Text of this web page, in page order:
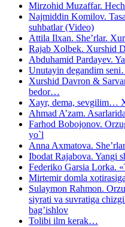
Mirzohid Muzaffar.
Najmiddin Komilov.
suhbatlar (Video)
Attila Ilxan. She’rlar.
Rajab Xolbek. Xurshid
Abduhamid Pardayev.
Unutayin degandim
Xurshid Davron &
bedor…
Xayr, dema, sevgilim…
Ahmad A’zam.
Farhod Bobojonov.
yo`l
Anna Axmatova.
Ibodat Rajabova. Yangi
Federiko Garsia Lorka.
Mirtemir domla
Sulaymon Rahmon.
siyrati va suvratiga
bag’ishlov
Tolibi ilm kerak…